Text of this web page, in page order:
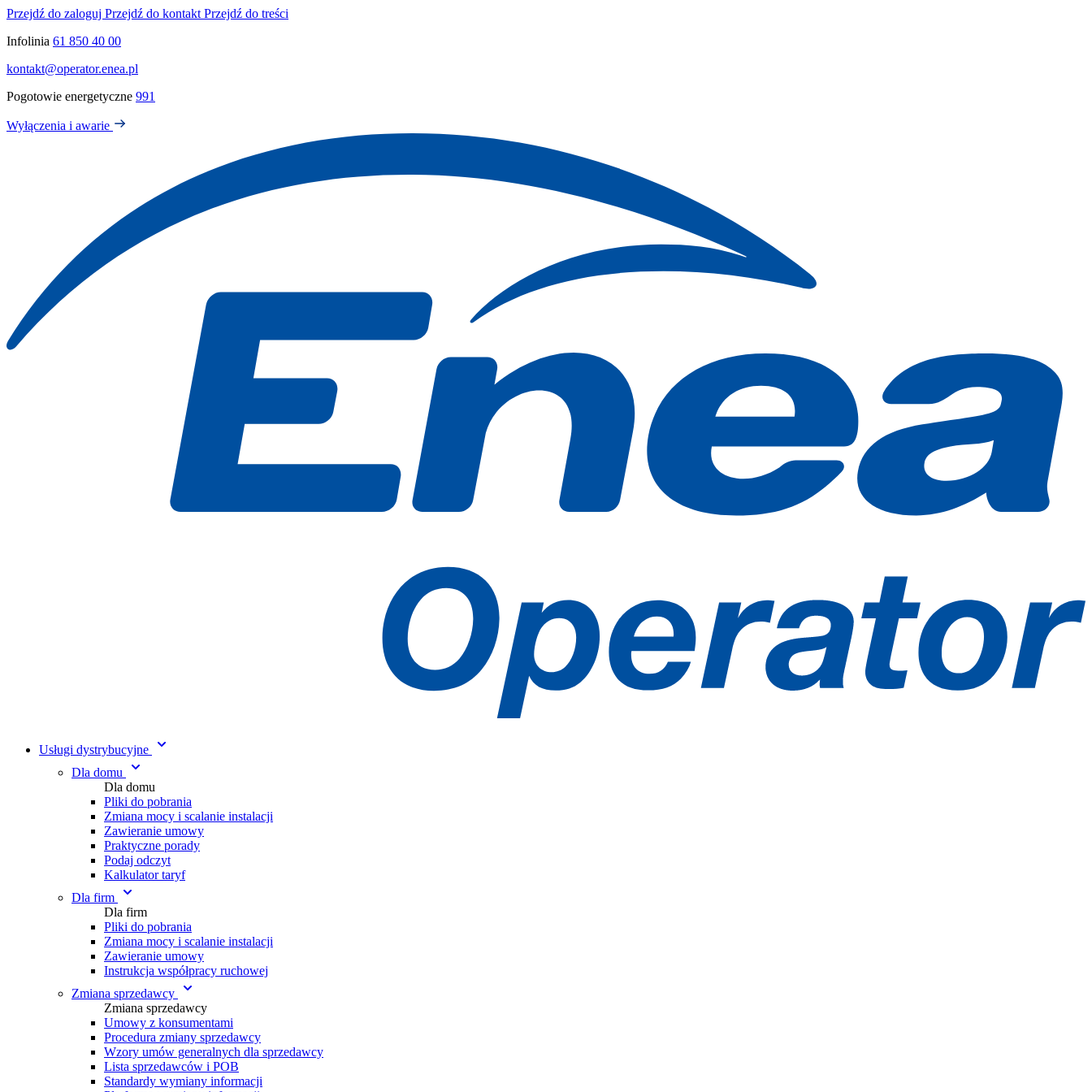
Przejdź do zaloguj Przejdź do kontakt Przejdź do treści
Infolinia 61 850 40 00
kontakt@operator.enea.pl
Pogotowie energetyczne 991
Wyłączenia i awarie
Usługi dystrybucyjne
Dla domu
Dla domu
Pliki do pobrania
Zmiana mocy i scalanie instalacji
Zawieranie umowy
Praktyczne porady
Podaj odczyt
Kalkulator taryf
Dla firm
Dla firm
Pliki do pobrania
Zmiana mocy i scalanie instalacji
Zawieranie umowy
Instrukcja współpracy ruchowej
Zmiana sprzedawcy
Zmiana sprzedawcy
Umowy z konsumentami
Procedura zmiany sprzedawcy
Wzory umów generalnych dla sprzedawcy
Lista sprzedawców i POB
Standardy wymiany informacji